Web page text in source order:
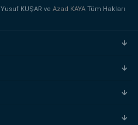
Yusuf KUŞAR veAzad KAYATüm Hakları